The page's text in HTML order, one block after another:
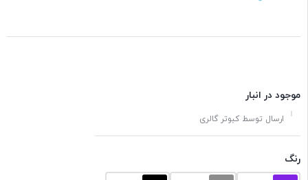
موجود در انبار
ارسال توسط کبوتر گالری
رنگ